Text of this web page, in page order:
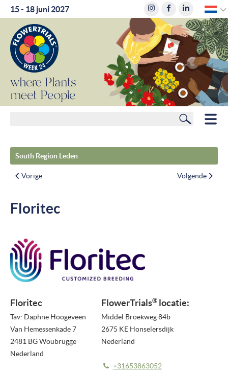
15 - 18 juni 2027
LEDEN
HOTELS
PERSBERICHTEN
NIEUWSBRIEF
HIGHLIGHT VIDEO'S
HIGHLIGHTS 2026
where
Plants
meet
People
South Region Leden
Vorige Volgende
Floritec
Floritec
Tav: Daphne Hoogeveen
Van Hemessenkade 7
2481 BG Woubrugge
Nederland
FlowerTrials® locatie:
Middel Broekweg 84b
2675 KE Honselersdijk
Nederland
+31653863052